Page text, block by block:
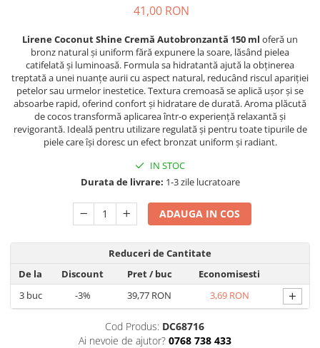
Sampon pentru Barbati
Sampon Uscat
Tratament de Par
Vopsea de Par
Ingrijirea Picioarelor
Ingrijirea Tenului
Pentru Femei
Unisex
Produse Barbierit
41,00 RON
Lirene Coconut Shine Cremă Autobronzantă 150 ml oferă un
bronz natural și uniform fără expunere la soare, lăsând pielea
catifelată și luminoasă. Formula sa hidratantă ajută la obținerea
treptată a unei nuanțe aurii cu aspect natural, reducând riscul apariției
petelor sau urmelor inestetice. Textura cremoasă se aplică ușor și se
absoarbe rapid, oferind confort și hidratare de durată. Aroma plăcută
de cocos transformă aplicarea într-o experiență relaxantă și
revigorantă. Ideală pentru utilizare regulată și pentru toate tipurile de
piele care își doresc un efect bronzat uniform și radiant.
IN STOC
Durata de livrare: 1-3 zile lucratoare
ADAUGA IN COS
Reduceri de Cantitate
De la
Discount Pret/ buc
Economisesti
3buc -3% 39,77 RON 3,69 RON +
Cod Produs: DC68716
Ai nevoie de ajutor? 0768 738 433